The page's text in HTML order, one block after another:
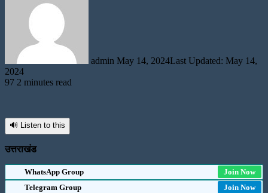
admin May 14, 2024Last Updated: May 14,
2024
97 2 minutes read
🔊 Listen to this
उत्तराखंड
WhatsApp Group
Join Now
Telegram Group
Join Now